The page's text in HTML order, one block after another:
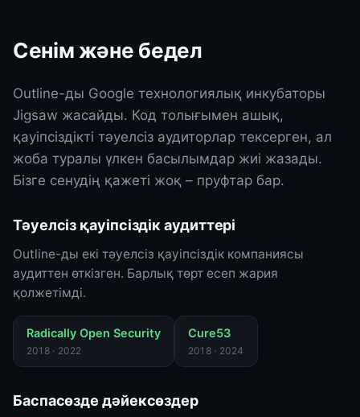
Сенім және бедел
Outline-ды Google технологиялық инкубаторы
Jigsaw жасайды. Код толығымен ашық,
қауіпсіздікті тәуелсіз аудиторлар тексерген, ал
жоба туралы үлкен басылымдар жиі жазады.
Бізге сенудің қажеті жоқ – пруфтар бар.
Тәуелсіз қауіпсіздік аудиттері
Outline-ды екі тәуелсіз қауіпсіздік компаниясы
аудиттен өткізген. Барлық төрт есеп жария
қолжетімді.
Radically Open Security
2018 · 2022
Cure53
2018 · 2024
Баспасөзде дәйексөздер